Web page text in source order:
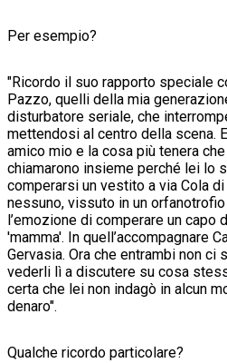
Per esempio?
"Ricordo il suo rapporto speciale
Pazzo, quelli della mia
disturbatore seriale, che
mettendosi al centro della scena.
amico mio e la cosa più tenera
chiamarono insieme perché lei lo
comperarsi un vestito a via Cola di
nessuno, vissuto in un
l’emozione di comperare un capo
'mamma'. In quell’accompagnare
Gervasia. Ora che entrambi non ci
vederli lì a discutere su cosa
certa che lei non indagò in alcun
denaro".
Qualche ricordo particolare?